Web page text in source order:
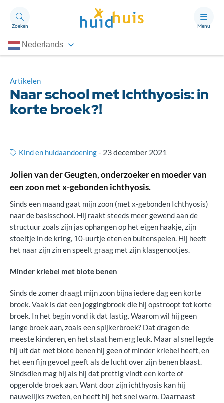
Zoeken Menu
Nederlands
Thema’s
Artikelen
Contact
Doneren
Artikelen
Naar school met Ichthyosis: in
korte broek?!
Kind en huidaandoening- 23 december 2021
Jolien van der Geugten, onderzoeker en moeder van
een zoon met x-gebonden ichthyosis.
Sinds een maand gaat mijn zoon (met x-gebonden Ichthyosis)
naar de basisschool. Hij raakt steeds meer gewend aan de
structuur zoals zijn jas ophangen op het eigen haakje, zijn
stoeltje in de kring, 10-uurtje eten en buitenspelen. Hij heeft
het naar zijn zin en speelt graag met zijn klasgenootjes.
Minder kriebel met blote benen
Sinds de zomer draagt mijn zoon bijna iedere dag een korte
broek. Vaak is dat een joggingbroek die hij opstroopt tot korte
broek. In het begin vond ik dat lastig. Waarom wil hij geen
lange broek aan, zoals een spijkerbroek? Dat dragen de
meeste kinderen, en het staat hem erg leuk. Maar al snel legde
hij uit dat met blote benen hij geen of minder kriebel heeft, en
het een fijn gevoel geeft als de lucht over zijn benen blaast.
Sindsdien mag hij als hij dat prettig vindt een korte of
opgerolde broek aan. Want door zijn ichthyosis kan hij
nauwelijks zweten, en heeft hij het snel warm. Daarnaast